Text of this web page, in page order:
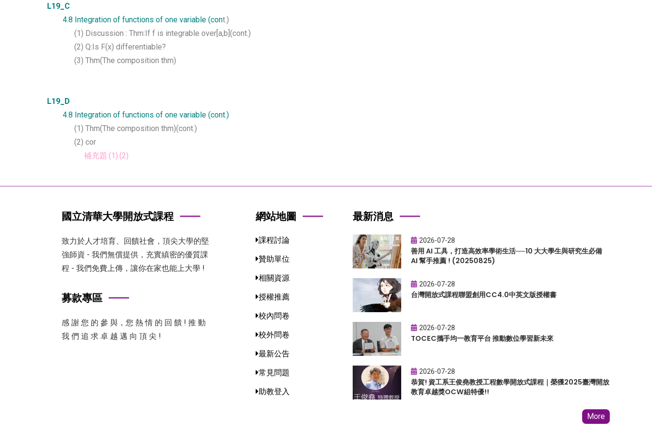
L19_C
4.8 Integration of functions of one variable (cont.)
(1) Discussion : Thm:If f is integrable over[a,b](cont.)
(2) Q:Is F(x) differentiable?
(3) Thm(The composition thm)
L19_D
4.8 Integration of functions of one variable (cont.)
(1) Thm(The composition thm)(cont.)
(2) cor
補充題:(1).(2)
國立清華大學開放式課程
致力於人才培育、回饋社會，頂尖大學的堅
強師資 - 我們無償提供，充實縝密的優質課
程 - 我們免費上傳，讓你在家也能上大學 !
募款專區
感 謝 您 的 參 與，您 熱 情 的 回 饋 ! 推 動
我 們 追 求 卓 越 邁 向 頂 尖 !
網站地圖
課程討論
贊助單位
相關資源
授權推薦
校內問卷
校外問卷
最新公告
常見問題
助教登入
最新消息
2026-07-28
善用 AI 工具，打造高效率學術生活──10 大大學生與研究生必備
AI 幫手推薦 ! (20250825)
2026-07-28
台灣開放式課程聯盟創用CC4.0中英文版授權書
2026-07-28
TOCEC攜手均一教育平台 推動數位學習新未來
2026-07-28
恭賀! 資工系王俊堯教授工程數學開放式課程｜榮獲2025臺灣開放
教育卓越獎OCW組特優!!
More